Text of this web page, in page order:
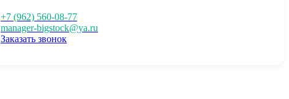
+7 (962) 560-08-77
manager-bigstock@ya.ru
Заказать звонок